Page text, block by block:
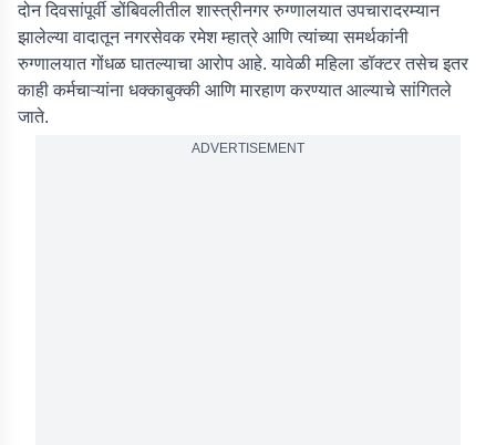
दोन दिवसांपूर्वी डोंबिवलीतील शास्त्रीनगर रुग्णालयात उपचारादरम्यान
झालेल्या वादातून नगरसेवक रमेश म्हात्रे आणि त्यांच्या समर्थकांनी
रुग्णालयात गोंधळ घातल्याचा आरोप आहे. यावेळी महिला डॉक्टर तसेच इतर
काही कर्मचाऱ्यांना धक्काबुक्की आणि मारहाण करण्यात आल्याचे सांगितले
जाते.
ADVERTISEMENT